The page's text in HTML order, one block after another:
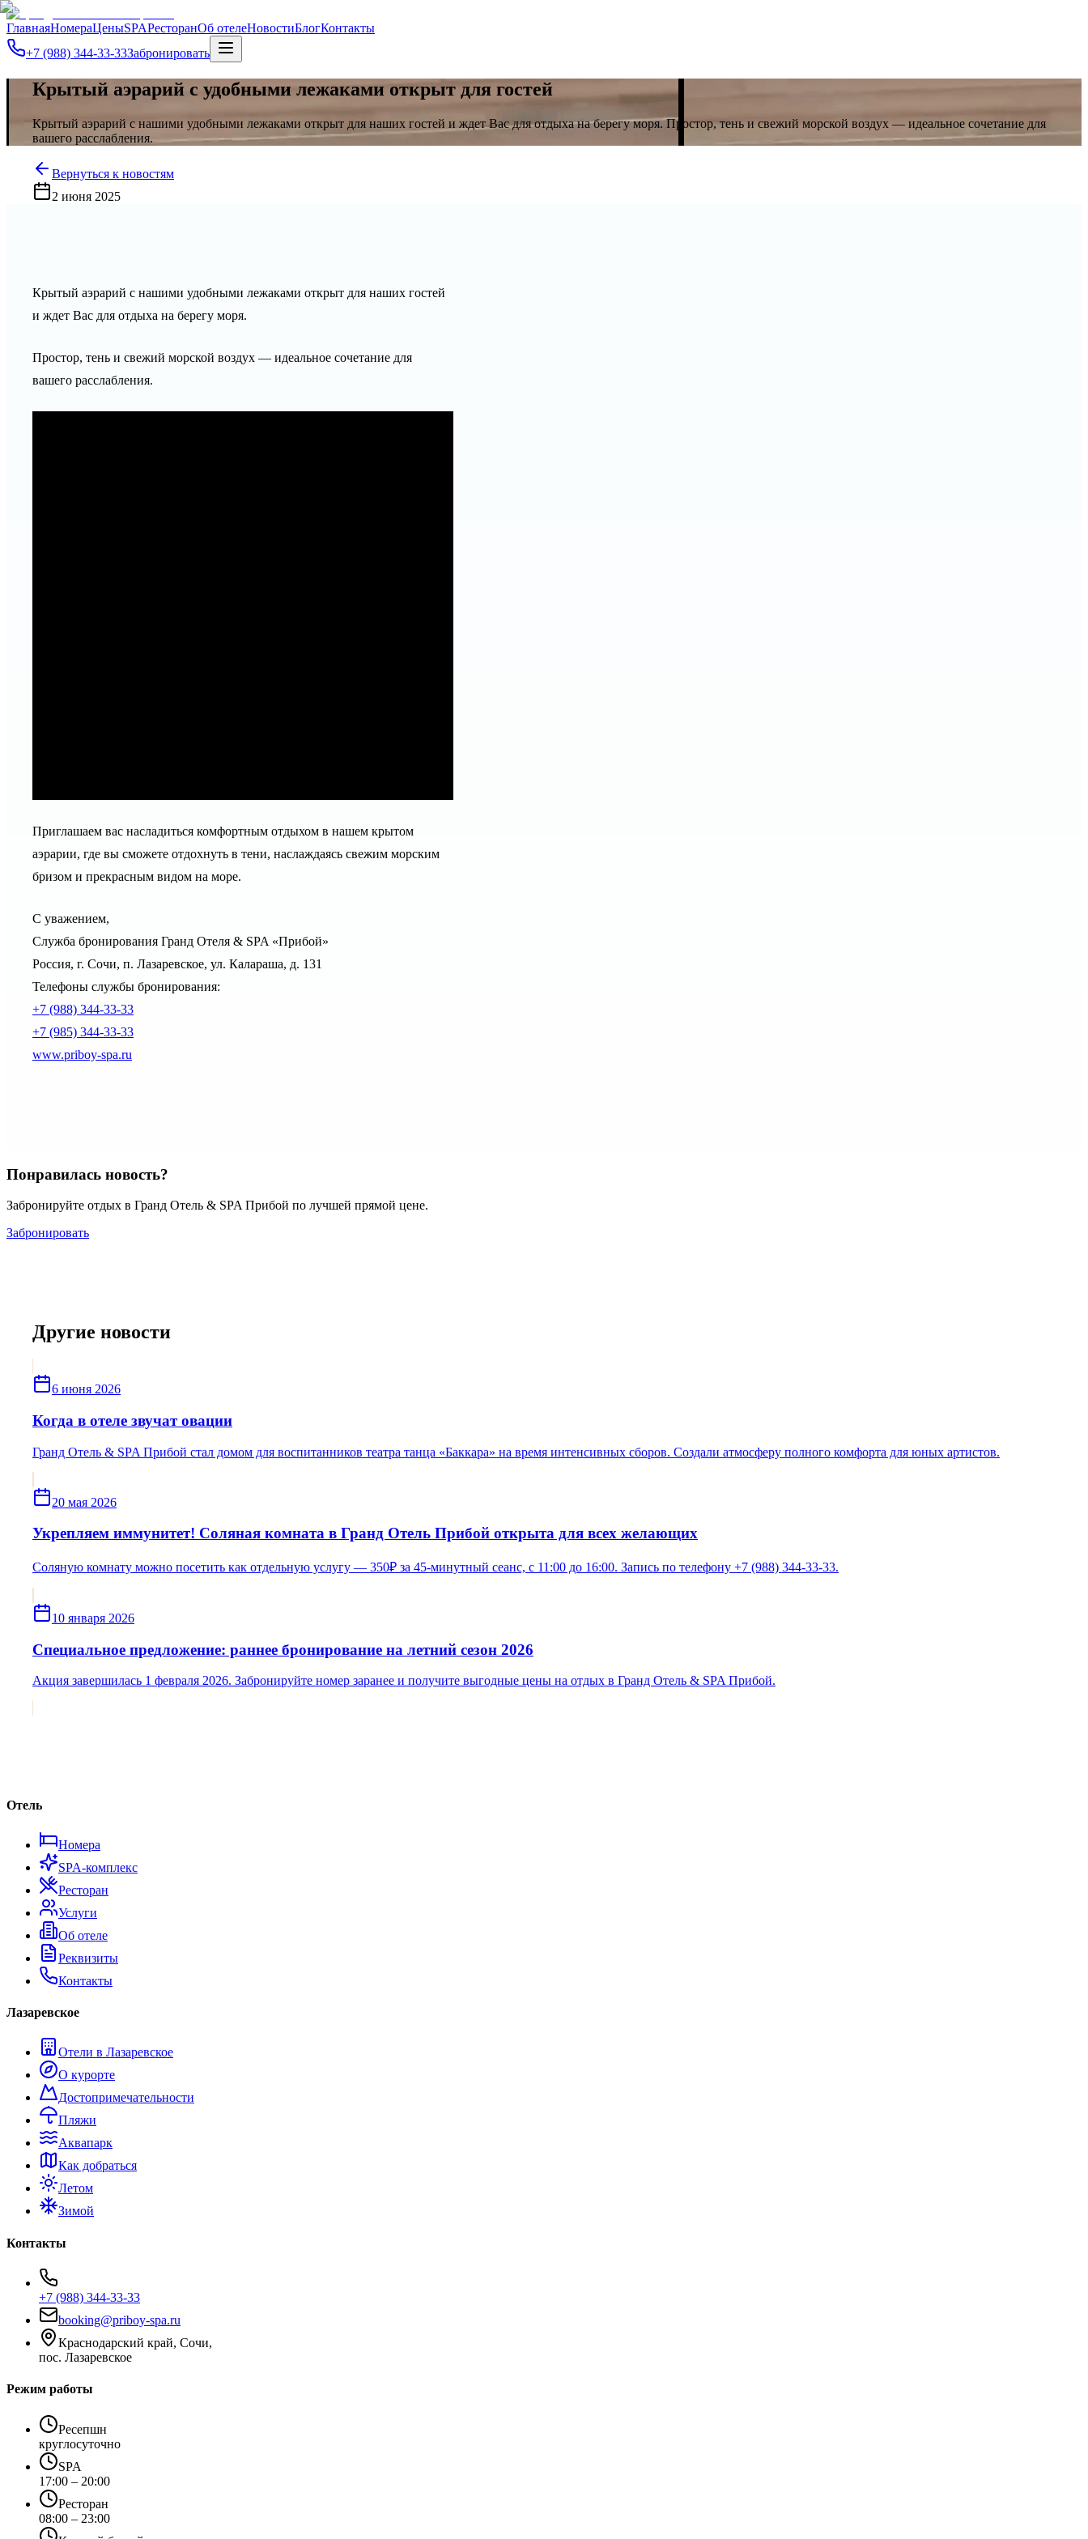
ГлавнаяНомераЦеныSPAРесторанОб отелеНовостиБлогКонтакты
+7 (988) 344-33-33Забронировать
Крытый аэрарий с удобными лежаками открыт для гостей
Крытый аэрарий с нашими удобными лежаками открыт для наших гостей и ждет Вас для отдыха на берегу моря. Простор, тень и свежий морской воздух — идеальное сочетание для
вашего расслабления.
Вернуться к новостям
2 июня 2025
Крытый аэрарий с нашими удобными лежаками открыт для наших гостей
и ждет Вас для отдыха на берегу моря.
Простор, тень и свежий морской воздух — идеальное сочетание для
вашего расслабления.
Приглашаем вас насладиться комфортным отдыхом в нашем крытом
аэрарии, где вы сможете отдохнуть в тени, наслаждаясь свежим морским
бризом и прекрасным видом на море.
С уважением,
Служба бронирования Гранд Отеля & SPA «Прибой»
Россия, г. Сочи, п. Лазаревское, ул. Калараша, д. 131
Телефоны службы бронирования:
+7 (988) 344-33-33
+7 (985) 344-33-33
www.priboy-spa.ru
Понравилась новость?
Забронируйте отдых в Гранд Отель & SPA Прибой по лучшей прямой цене.
Забронировать
Другие новости
6 июня 2026
Когда в отеле звучат овации
Гранд Отель & SPA Прибой стал домом для воспитанников театра танца «Баккара» на время интенсивных сборов. Создали атмосферу полного комфорта для юных артистов.
20 мая 2026
Укрепляем иммунитет! Соляная комната в Гранд Отель Прибой открыта для всех желающих
Соляную комнату можно посетить как отдельную услугу — 350₽ за 45-минутный сеанс, с 11:00 до 16:00. Запись по телефону +7 (988) 344-33-33.
10 января 2026
Специальное предложение: раннее бронирование на летний сезон 2026
Акция завершилась 1 февраля 2026. Забронируйте номер заранее и получите выгодные цены на отдых в Гранд Отель & SPA Прибой.
Отель
Номера
SPA-комплекс
Ресторан
Услуги
Об отеле
Реквизиты
Контакты
Лазаревское
Отели в Лазаревское
О курорте
Достопримечательности
Пляжи
Аквапарк
Как добраться
Летом
Зимой
Контакты
+7 (988) 344-33-33
booking@priboy-spa.ru
Краснодарский край, Сочи,
пос. Лазаревское
Режим работы
Ресепшн
круглосуточно
SPA
17:00 – 20:00
Ресторан
08:00 – 23:00